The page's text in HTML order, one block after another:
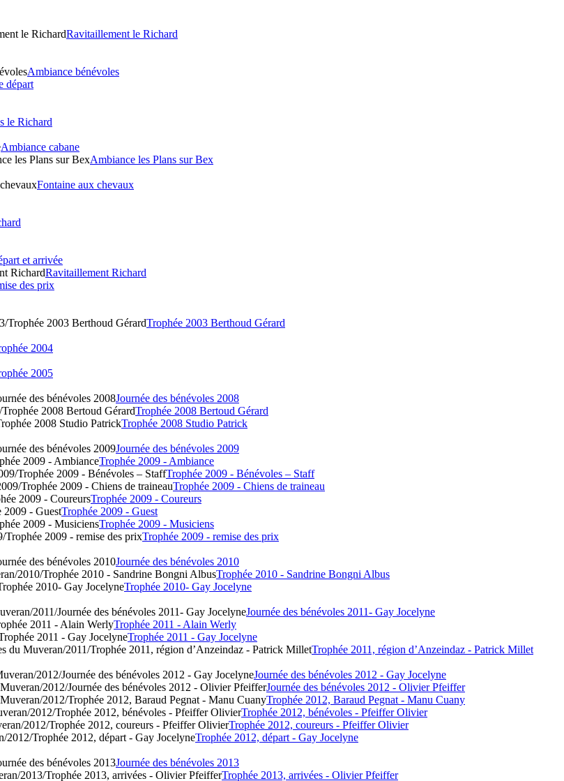
le RichardRavitaillement le Richard
Ambiance bénévoles
départ
le Richard
Ambiance cabane
les Plans sur BexAmbiance les Plans sur Bex
Fontaine aux chevaux
et arrivée
RichardRavitaillement Richard
des prix
Trophée 2003 Berthoud GérardTrophée 2003 Berthoud Gérard
2004
2005
des bénévoles 2008Journée des bénévoles 2008
2008 Bertoud GérardTrophée 2008 Bertoud Gérard
2008 Studio PatrickTrophée 2008 Studio Patrick
des bénévoles 2009Journée des bénévoles 2009
2009 - AmbianceTrophée 2009 - Ambiance
Trophée 2009 - Bénévoles – StaffTrophée 2009 - Bénévoles – Staff
Trophée 2009 - Chiens de traineauTrophée 2009 - Chiens de traineau
2009 - CoureursTrophée 2009 - Coureurs
2009 - GuestTrophée 2009 - Guest
2009 - MusiciensTrophée 2009 - Musiciens
Trophée 2009 - remise des prixTrophée 2009 - remise des prix
des bénévoles 2010Journée des bénévoles 2010
2010/Trophée 2010 - Sandrine Bongni AlbusTrophée 2010 - Sandrine Bongni Albus
2010- Gay JocelyneTrophée 2010- Gay Jocelyne
2011/Journée des bénévoles 2011- Gay JocelyneJournée des bénévoles 2011- Gay Jocelyne
2011 - Alain WerlyTrophée 2011 - Alain Werly
2011 - Gay JocelyneTrophée 2011 - Gay Jocelyne
du Muveran/2011/Trophée 2011, région d’Anzeindaz - Patrick MilletTrophée 2011, région d’Anzeindaz - Patrick Millet
2012/Journée des bénévoles 2012 - Gay JocelyneJournée des bénévoles 2012 - Gay Jocelyne
2012/Journée des bénévoles 2012 - Olivier PfeifferJournée des bénévoles 2012 - Olivier Pfeiffer
2012/Trophée 2012, Baraud Pegnat - Manu CuanyTrophée 2012, Baraud Pegnat - Manu Cuany
2012/Trophée 2012, bénévoles - Pfeiffer OlivierTrophée 2012, bénévoles - Pfeiffer Olivier
2012/Trophée 2012, coureurs - Pfeiffer OlivierTrophée 2012, coureurs - Pfeiffer Olivier
2012/Trophée 2012, départ - Gay JocelyneTrophée 2012, départ - Gay Jocelyne
des bénévoles 2013Journée des bénévoles 2013
2013/Trophée 2013, arrivées - Olivier PfeifferTrophée 2013, arrivées - Olivier Pfeiffer